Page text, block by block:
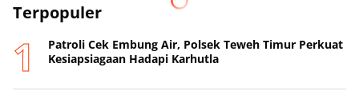
Terpopuler
Patroli Cek Embung Air, Polsek Teweh Timur Perkuat
Kesiapsiagaan Hadapi Karhutla